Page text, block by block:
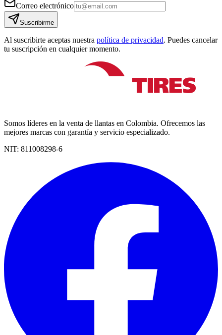
Correo electrónico
Suscribirme
Al suscribirte aceptas nuestra política de privacidad. Puedes cancelar
tu suscripción en cualquier momento.
Somos líderes en la venta de llantas en Colombia. Ofrecemos las
mejores marcas con garantía y servicio especializado.
NIT: 811008298-6